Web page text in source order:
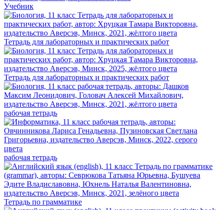
Учебник
Тетрадь для лабораторных и практических работ
Тетрадь для лабораторных и практических работ
рабочая тетрадь
рабочая тетрадь
Тетрадь по грамматике